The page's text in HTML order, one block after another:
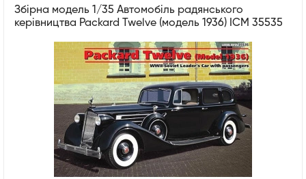
Збірна модель 1/35 Автомобіль радянського
керівництва Packard Twelve (модель 1936) ICM 35535